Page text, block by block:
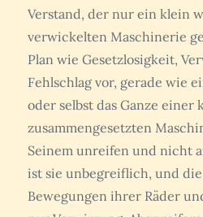
Verstand, der nur ein klein
verwickelten Maschinerie
Plan wie Gesetzlosigkeit,
Fehlschlag vor, gerade wie
oder selbst das Ganze einer
zusammengesetzten
Seinem unreifen und nicht
ist sie unbegreiflich, und
Bewegungen ihrer Räder